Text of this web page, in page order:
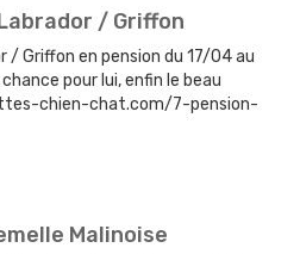
/ Griffon
/ Griffon en pension du 17/04 au
pour lui, enfin le beau
chien-chat.com/7-pension-
Malinoise